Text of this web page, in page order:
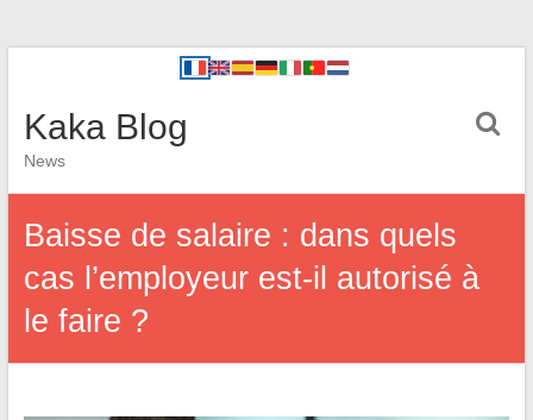
Kaka Blog
News
Baisse de salaire : dans quels
cas l’employeur est-il autorisé à
le faire ?